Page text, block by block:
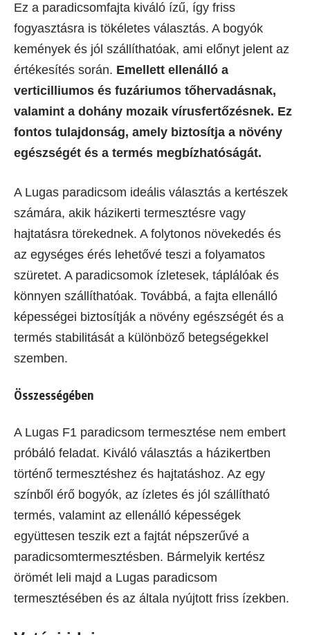
Ez a paradicsomfajta kiváló ízű, így friss
fogyasztásra is tökéletes választás. A bogyók
kemények és jól szállíthatóak, ami előnyt jelent az
értékesítés során. Emellett ellenálló a
verticilliumos és fuzáriumos tőhervadásnak,
valamint a dohány mozaik vírusfertőzésnek. Ez
fontos tulajdonság, amely biztosítja a növény
egészségét és a termés megbízhatóságát.
A Lugas paradicsom ideális választás a kertészek
számára, akik házikerti termesztésre vagy
hajtatásra törekednek. A folytonos növekedés és
az egységes érés lehetővé teszi a folyamatos
szüretet. A paradicsomok ízletesek, táplálóak és
könnyen szállíthatóak. Továbbá, a fajta ellenálló
képességei biztosítják a növény egészségét és a
termés stabilitását a különböző betegségekkel
szemben.
Összességében
A Lugas F1 paradicsom termesztése nem embert
próbáló feladat. Kiváló választás a házikertben
történő termesztéshez és hajtatáshoz. Az egy
színből érő bogyók, az ízletes és jól szállítható
termés, valamint az ellenálló képességek
együttesen teszik ezt a fajtát népszerűvé a
paradicsomtermesztésben. Bármelyik kertész
örömét leli majd a Lugas paradicsom
termesztésében és az általa nyújtott friss ízekben.